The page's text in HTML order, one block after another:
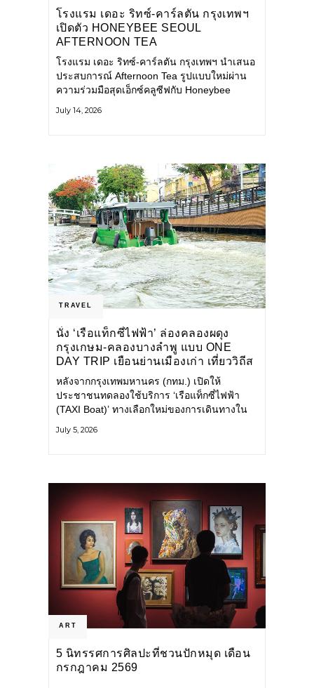
โรงแรม เดอะ ริทซ์-คาร์ลตัน กรุงเทพฯ
เปิดตัว HONEYBEE SEOUL
AFTERNOON TEA
COLLABORATION ณ คาเลโอ
(CALEŌ) ชวนสัมผัสเสน่ห์ของขนม
หวานร่วมสมัยจากกรุงโซล
โรงแรม เดอะ ริทซ์-คาร์ลตัน กรุงเทพฯ นำเสนอ
ประสบการณ์ Afternoon Tea รูปแบบใหม่ผ่าน
ความร่วมมือสุดเอ็กซ์คลูซีฟกับ Honeybee
ดังจากกรุงโซล นำโดยเชฟอึนจอง
July 14, 2026
TRAVEL
นั่ง ‘เรือแท็กซี่ไฟฟ้า’ ล่องคลองผดุง
กรุงเกษม-คลองบางลำพู แบบ ONE
DAY TRIP เยือนย่านเมืองเก่า เที่ยววิถีส
โลว์ไลฟ์แบบรักษ์โลก
หลังจากกรุงเทพมหานคร (กทม.) เปิดให้
ประชาชนทดลองใช้บริการ ‘เรือแท็กซี่ไฟฟ้า
(TAXI Boat)’ ทางเลือกใหม่ของการเดินทางใน
แวดล้อม ผ่านแอปพลิเคชัน MuvMi (มูฟมี)
July 5, 2026
ART
5 นิทรรศการศิลปะที่ชวนปักหมุด เดือน
กรกฎาคม 2569